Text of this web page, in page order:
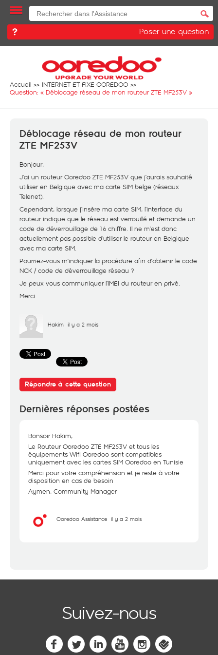
Poser une question
Accueil
INTERNET ET FIXE OOREDOO
Question: « Déblocage réseau de mon routeur ZTE MF253V »
Déblocage réseau de mon routeur
ZTE MF253V
Bonjour,
J’ai un routeur Ooredoo ZTE MF253V que j’aurais souhaité
utiliser en Belgique avec ma carte SIM belge (réseaux
Telenet).
Cependant, lorsque j’insère ma carte SIM, l’interface du
routeur indique que le réseau est verrouillé et demande un
code de déverrouillage de 16 chiffre. Il ne m’est donc
actuellement pas possible d’utiliser le routeur en Belgique
avec ma carte SIM.
Pourriez-vous m’indiquer la procédure afin d’obtenir le code
NCK / code de déverrouillage réseau ?
Je peux vous communiquer l’IMEI du routeur en privé.
Merci.
Hakim il y a 2 mois
Répondre à cette question
Dernières réponses postées
Bonsoir Hakim,
Le Routeur Ooredoo ZTE MF253V et tous les
équipements Wifi Ooredoo sont compatibles
uniquement avec les cartes SIM Ooredoo en Tunisie
Merci pour votre compréhension et je reste à votre
disposition en cas de besoin
Aymen, Community Manager
Ooredoo Assistance il y a 2 mois
Suivez-nous